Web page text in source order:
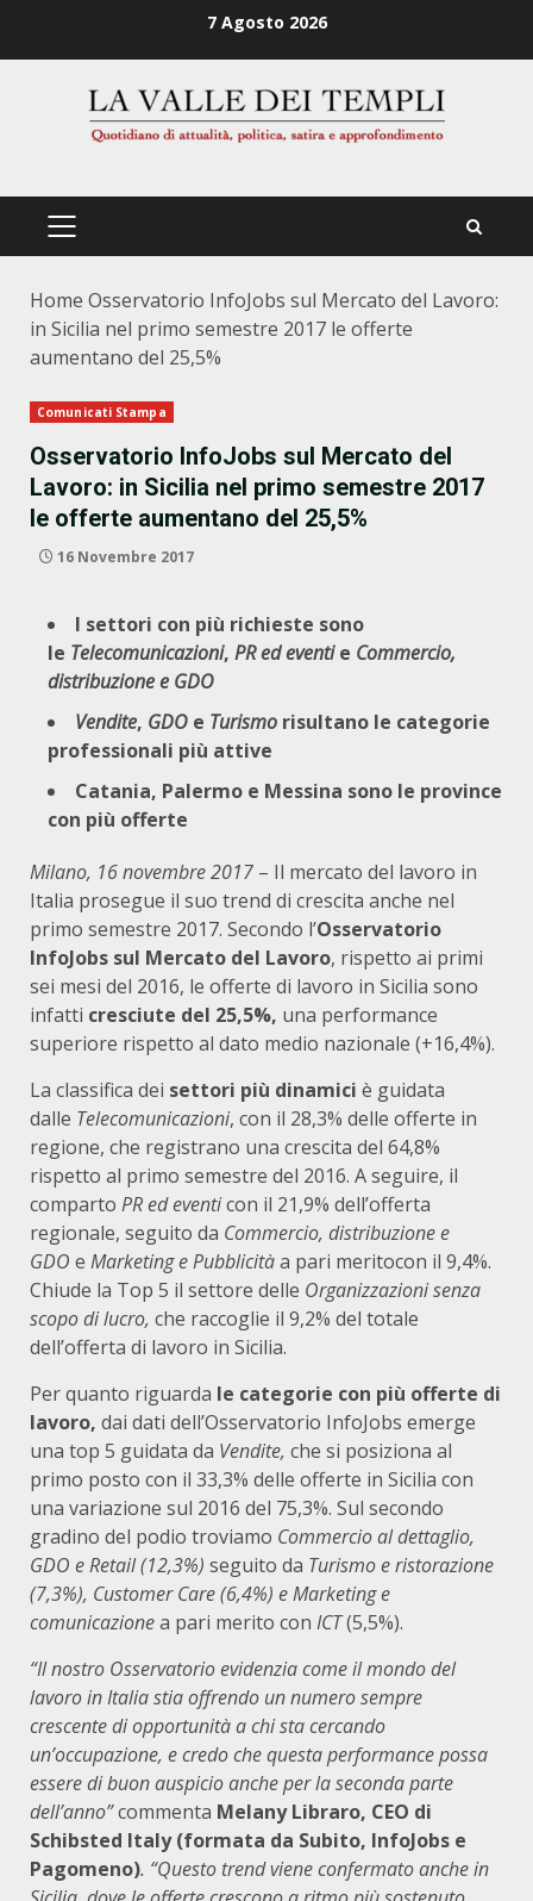
7 Agosto 2026
PRIMÄRES
Home Osservatorio InfoJobs sul Mercato del Lavoro:
in Sicilia nel primo semestre 2017 le offerte
aumentano del 25,5%
Comunicati Stampa
Osservatorio InfoJobs sul Mercato del
Lavoro: in Sicilia nel primo semestre 2017
le offerte aumentano del 25,5%
16 Novembre 2017
I settori con più richieste sono
le Telecomunicazioni, PR ed eventie Commercio,
distribuzione e GDO
Vendite, GDO e Turismo risultano le categorie
professionali più attive
Catania, Palermo e Messina sono le province
con più offerte
Milano, 16 novembre 2017 – Il mercato del lavoro in
Italia prosegue il suo trend di crescita anche nel
primo semestre 2017. Secondo l’Osservatorio
InfoJobs sul Mercato del Lavoro, rispetto ai primi
sei mesi del 2016, le offerte di lavoro in Sicilia sono
infatti cresciute del 25,5%, una performance
superiore rispetto al dato medio nazionale (+16,4%).
La classifica dei settori più dinamici è guidata
dalle Telecomunicazioni, con il 28,3% delle offerte in
regione, che registrano una crescita del 64,8%
rispetto al primo semestre del 2016. A seguire, il
comparto PR ed eventicon il 21,9% dell’offerta
regionale, seguito da Commercio, distribuzione e
GDO e Marketing e Pubblicitàa pari meritocon il 9,4%.
Chiude la Top 5 il settore delle Organizzazioni senza
scopo di lucro, che raccoglie il 9,2% del totale
dell’offerta di lavoro in Sicilia.
Per quanto riguarda le categorie con più offerte di
lavoro, dai dati dell’Osservatorio InfoJobs emerge
una top 5 guidata da Vendite, che si posiziona al
primo posto con il 33,3% delle offerte in Sicilia con
una variazione sul 2016 del 75,3%. Sul secondo
gradino del podio troviamo Commercio al dettaglio,
GDO e Retail (12,3%) seguito da Turismo e ristorazione
(7,3%), Customer Care (6,4%) e Marketing e
comunicazionea pari merito con ICT(5,5%).
“Il nostro Osservatorio evidenzia come il mondo del
lavoro in Italia stia offrendo un numero sempre
crescente di opportunità a chi sta cercando
un’occupazione, e credo che questa performance possa
essere di buon auspicio anche per la seconda parte
dell’anno”commenta Melany Libraro, CEO di
Schibsted Italy (formata da Subito, InfoJobs e
Pagomeno). “Questo trend viene confermato anche in